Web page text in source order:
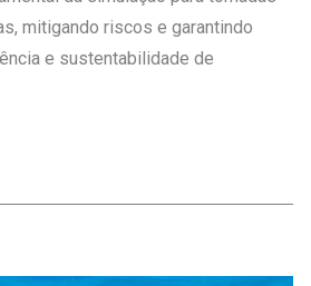
mitigando riscos e garantindo
e sustentabilidade de